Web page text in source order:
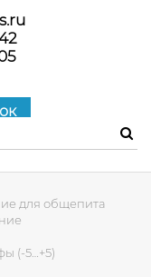
для общепита
(-5…+5)